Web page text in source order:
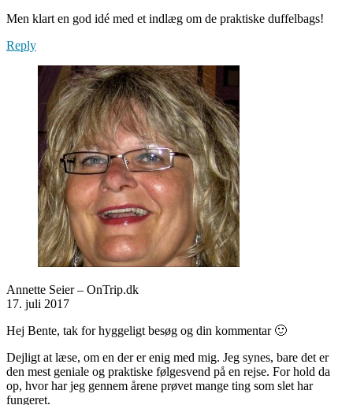
Men klart en god idé med et indlæg om de praktiske duffelbags!
Reply
Annette Seier – OnTrip.dk
17. juli 2017
Hej Bente, tak for hyggeligt besøg og din kommentar 🙂
Dejligt at læse, om en der er enig med mig. Jeg synes, bare det er
den mest geniale og praktiske følgesvend på en rejse. For hold da
op, hvor har jeg gennem årene prøvet mange ting som slet har
fungeret.